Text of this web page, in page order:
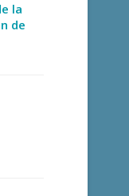
la
de